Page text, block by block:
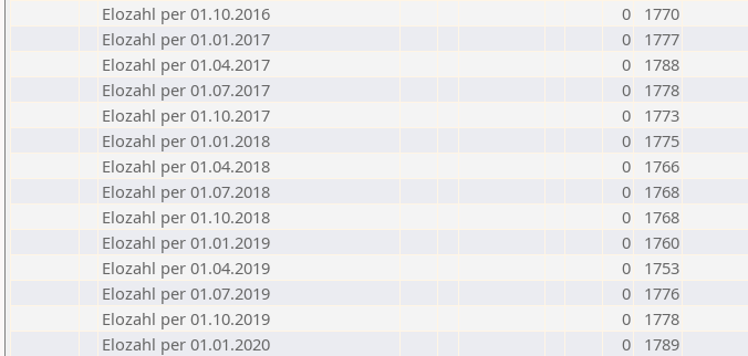
Elozahl per 01.10.2016
0
1770
Elozahl per 01.01.2017
0
1777
Elozahl per 01.04.2017
0
1788
Elozahl per 01.07.2017
0
1778
Elozahl per 01.10.2017
0
1773
Elozahl per 01.01.2018
0
1775
Elozahl per 01.04.2018
0
1766
Elozahl per 01.07.2018
0
1768
Elozahl per 01.10.2018
0
1768
Elozahl per 01.01.2019
0
1760
Elozahl per 01.04.2019
0
1753
Elozahl per 01.07.2019
0
1776
Elozahl per 01.10.2019
0
1778
Elozahl per 01.01.2020
0
1789